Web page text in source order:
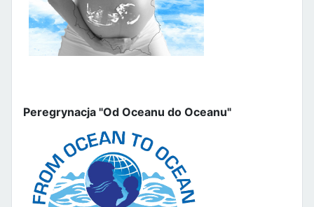
Peregrynacja "Od Oceanu do Oceanu"